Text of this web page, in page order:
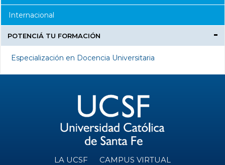
Internacional
POTENCIÁ TU FORMACIÓN
Especialización en Docencia Universitaria
LA UCSF CAMPUS VIRTUAL